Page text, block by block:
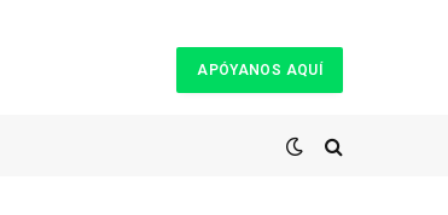
APÓYANOS AQUÍ